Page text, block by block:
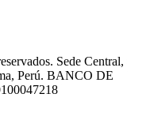
Sede Central,
Perú. BANCO DE